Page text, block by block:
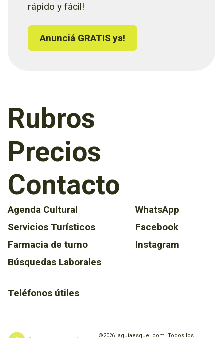
rápido y fácil!
Anunciá GRATIS ya!
Rubros
Precios
Contacto
Agenda Cultural
Servicios Turísticos
Farmacia de turno
Búsquedas Laborales
Teléfonos útiles
WhatsApp
Facebook
Instagram
©2026 laguiaesquel.com. Todos los